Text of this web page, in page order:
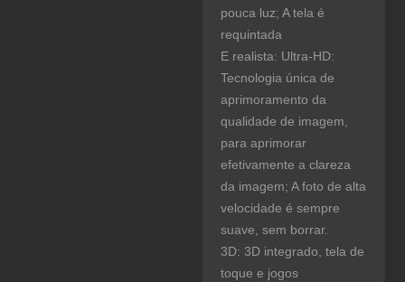
pouca luz; A tela é
requintada
E realista: Ultra-HD:
Tecnologia única de
aprimoramento da
qualidade de imagem,
para aprimorar
efetivamente a clareza
da imagem; A foto de alta
velocidade é sempre
suave, sem borrar.
3D: 3D integrado, tela de
toque e jogos